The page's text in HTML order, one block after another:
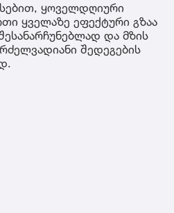
ყოველდღიური
ყველაზე ეფექტური გზაა
და მზის
შედეგების